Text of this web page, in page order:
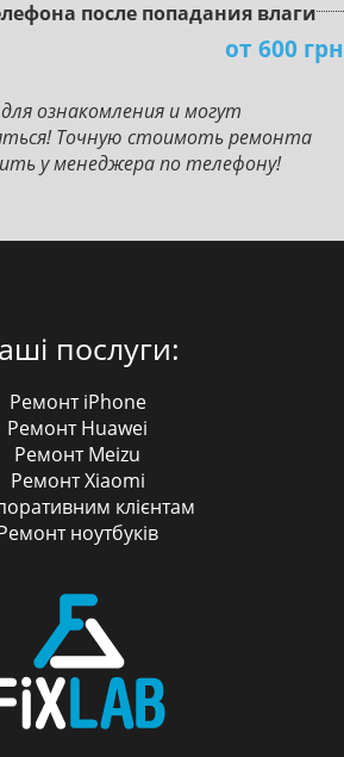
пocлe пoпaдaния влaги
от 600 грн
ознакомления и могут
Точную стоимоть ремонта
у менеджера по телефону!
послуги:
Ремонт iPhone
Ремонт Huawei
Ремонт Meizu
Ремонт Xiaomi
клієнтам
ноутбуків